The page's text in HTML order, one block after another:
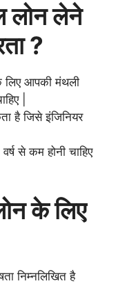
लोन लेने
?
आपकी मंथली
|
है जिसे इंजिनियर
से कम होनी चाहिए
के लिए
निम्नलिखित है